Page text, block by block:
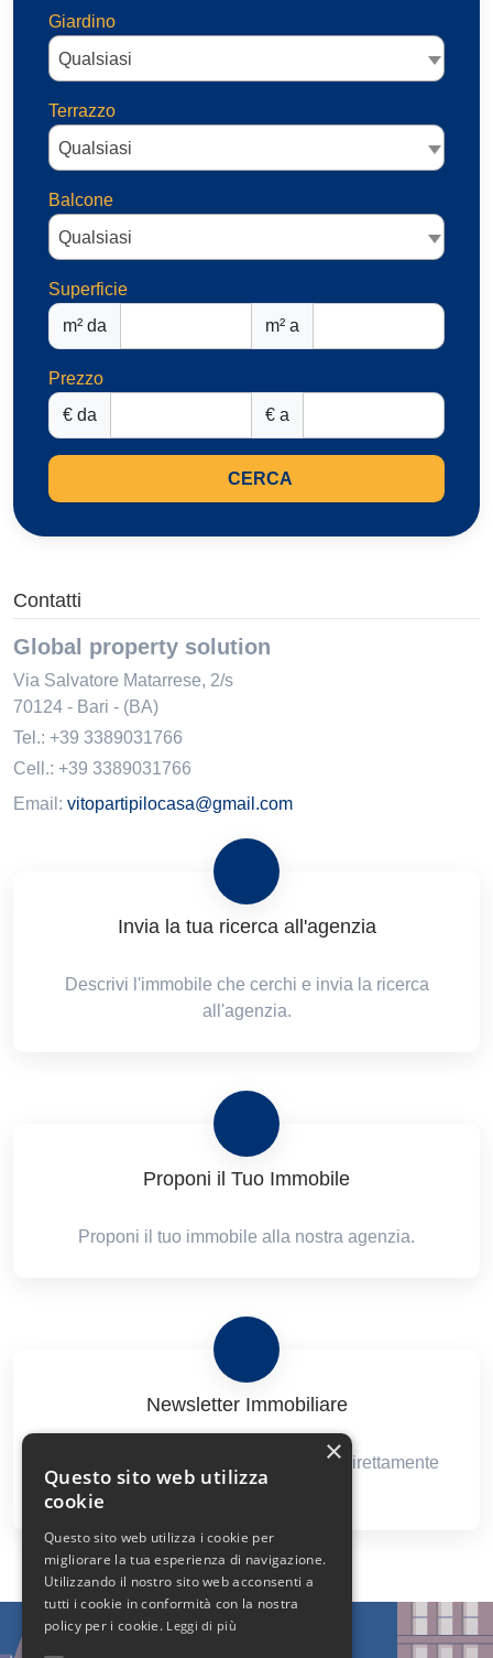
Giardino
Qualsiasi
Terrazzo
Qualsiasi
Balcone
Qualsiasi
Superficie
m² da
m² a
Prezzo
€ da
€ a
CERCA
Contatti
Global property solution
Via Salvatore Matarrese, 2/s
70124 - Bari - (BA)
Tel.: +39 3389031766
Cell.: +39 3389031766
Email: vitopartipilocasa@gmail.com
Invia la tua ricerca all'agenzia
Descrivi l'immobile che cerchi e invia la ricerca
all'agenzia.
Proponi il Tuo Immobile
Proponi il tuo immobile alla nostra agenzia.
Newsletter Immobiliare
Ricevi le nostre proposte immobiliari direttamente
nella tua email!
×
Questo sito web utilizza
cookie
Questo sito web utilizza i cookie per
migliorare la tua esperienza di navigazione.
Utilizzando il nostro sito web acconsenti a
tutti i cookie in conformità con la nostra
policy per i cookie. Leggi di più